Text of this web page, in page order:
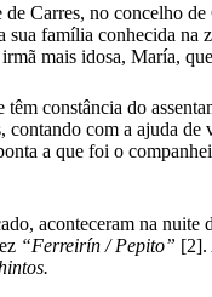
Carres, no concelho
família conhecida na
mais idosa, María,
constância do
com a ajuda de
a que foi o
aconteceram na
“Ferreirín / Pepito” [2].